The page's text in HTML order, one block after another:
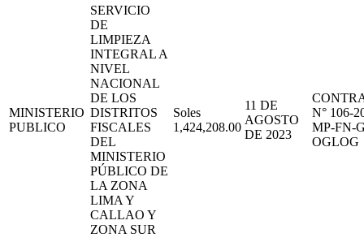
MINISTERIO
PUBLICO
SERVICIO
DE
LIMPIEZA
INTEGRAL A
NIVEL
NACIONAL
DE LOS
DISTRITOS
FISCALES
DEL
MINISTERIO
PÚBLICO DE
LA ZONA
LIMA Y
CALLAO Y
ZONA SUR
Soles
1,424,208.00
11 DE
AGOSTO
DE 2023
N° 106-
MP-FN-
OGLOG